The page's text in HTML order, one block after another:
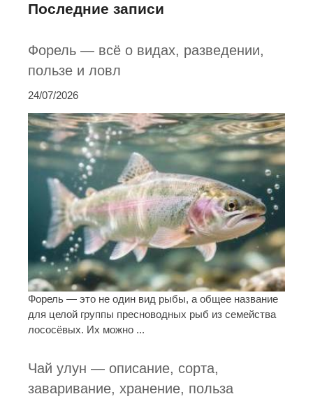
Последние записи
Форель — всё о видах, разведении,
пользе и ловл
24/07/2026
Форель — это не один вид рыбы, а общее название
для целой группы пресноводных рыб из семейства
лососёвых. Их можно ...
Чай улун — описание, сорта,
заваривание, хранение, польза